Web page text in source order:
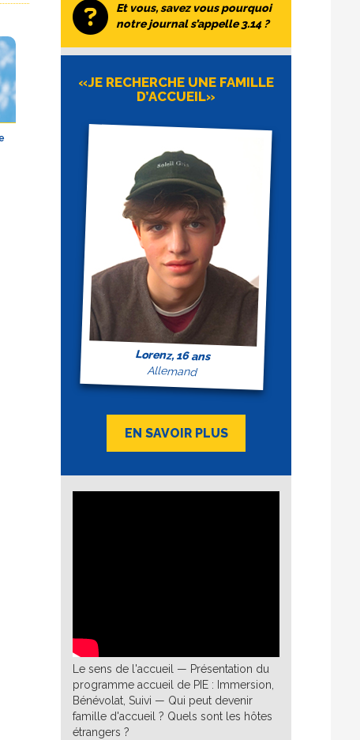
Et vous, savez vous pourquoi
notre journal s’appelle 3.14 ?
«JE RECHERCHE UNE FAMILLE
D’ACCUEIL»
Lorenz, 16 ans
Allemand
EN SAVOIR PLUS
Le sens de l'accueil — Présentation du
programme accueil de PIE : Immersion,
Bénévolat, Suivi — Qui peut devenir
famille d'accueil ? Quels sont les hôtes
étrangers ?